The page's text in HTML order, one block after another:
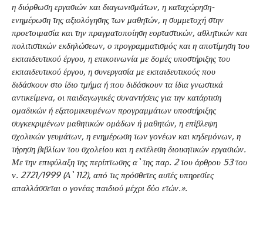
η διόρθωση εργασιών και διαγωνισμάτων, η καταχώρηση-
ενημέρωση της αξιολόγησης των μαθητών, η συμμετοχή στην
προετοιμασία και την πραγματοποίηση εορταστικών, αθλητικών και
πολιτιστικών εκδηλώσεων, ο προγραμματισμός και η αποτίμηση του
εκπαιδευτικού έργου, η επικοινωνία με δομές υποστήριξης του
εκπαιδευτικού έργου, η συνεργασία με εκπαιδευτικούς που
διδάσκουν στο ίδιο τμήμα ή που διδάσκουν τα ίδια γνωστικά
αντικείμενα, οι παιδαγωγικές συναντήσεις για την κατάρτιση
ομαδικών ή εξατομικευμένων προγραμμάτων υποστήριξης
συγκεκριμένων μαθητικών ομάδων ή μαθητών, η επίβλεψη
σχολικών γευμάτων, η ενημέρωση των γονέων και κηδεμόνων, η
τήρηση βιβλίων του σχολείου και η εκτέλεση διοικητικών εργασιών.
Με την επιφύλαξη της περίπτωσης α` της παρ. 2 του άρθρου 53 του
ν. 2721/1999 (Α` 112), από τις πρόσθετες αυτές υπηρεσίες
απαλλάσσεται ο γονέας παιδιού μέχρι δύο ετών.».